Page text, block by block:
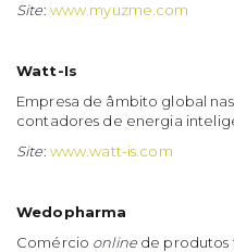
Site: www.myuzme.com
Watt-Is
Empresa de âmbito global
contadores de energia
Site: www.watt-is.com
Wedopharma
Comércio onlinede produtos